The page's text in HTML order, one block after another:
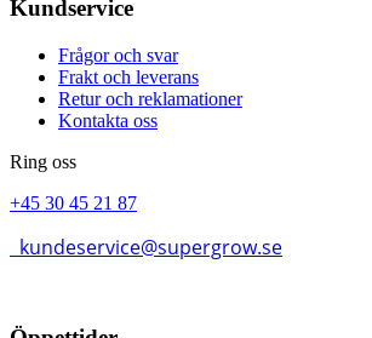
Kundservice
Frågor och svar
Frakt och leverans
Retur och reklamationer
Kontakta oss
Ring oss
+45 30 45 21 87
kundeservice@supergrow.se